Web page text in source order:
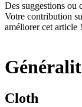
Des suggestions ou
Votre contribution
Cloth